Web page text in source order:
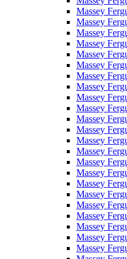
Massey
Massey
Massey
Massey
Massey
Massey
Massey
Massey
Massey
Massey
Massey
Massey
Massey
Massey
Massey
Massey
Massey
Massey
Massey
Massey
Massey
Massey
Massey